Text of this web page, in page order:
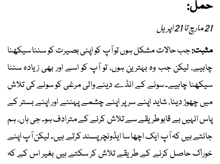
حمل:
21 مارچ تا 21 اپریل
مثبت:جب حالات مشکل ہوں تو آپ کو اپنی بصیرت کو سننا سیکھنا
چاہیے، لیکن جب وہ بہترین ہوں، تو آپ کو اسے اور بھی زیادہ سننا
سیکھنا چاہیے۔ سونے کے انڈے دینے والی مرغی کو سونے کی تلاش
میں چھوڑ دینا، شاید اپنے سر پر اپنے چشمے پہننے اور اپنے بستر کے
پاس انہیں بے قابو طریقے سے تلاش کرنے کے مترادف ہو۔ جی ہاں، ہم
جانتے ہیں کہ آپ ایک اچھا سا ایڈونچر پسند کرتے ہیں۔ لیکن آپ اپنے
خوراک حاصل کرنے کے طریقے تلاش کر سکتے ہیں بغیر اس کے کہ